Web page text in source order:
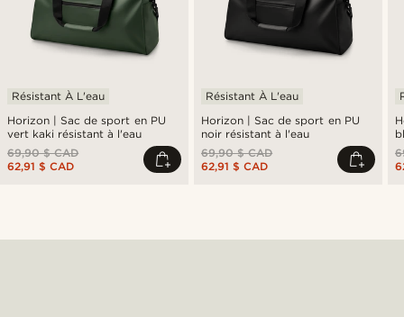
Horizon | Sac de sport en PU
vert kaki résistant à l'eau
Résistant À L'eau
69,90 $ CAD
62,91 $ CAD
Horizon | Sac de sport en PU
noir résistant à l'eau
Résistant À L'eau
69,90 $ CAD
62,91 $ CAD